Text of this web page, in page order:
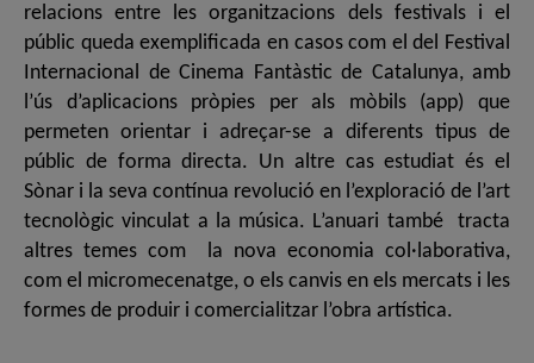
relacions entre les organitzacions dels festivals i el
públic queda exemplificada en casos com el del Festival
Internacional de Cinema Fantàstic de Catalunya, amb
l’ús d’aplicacions pròpies per als mòbils (app) que
permeten orientar i adreçar-se a diferents tipus de
públic de forma directa. Un altre cas estudiat és el
Sònar i la seva contínua revolució en l’exploració de l’art
tecnològic vinculat a la música. L’anuari també tracta
altres temes com la nova economia col·laborativa,
com el micromecenatge, o els canvis en els mercats i les
formes de produir i comercialitzar l’obra artística.